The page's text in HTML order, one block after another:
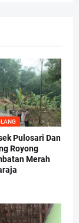
Pulosari Dan
Royong
Merah